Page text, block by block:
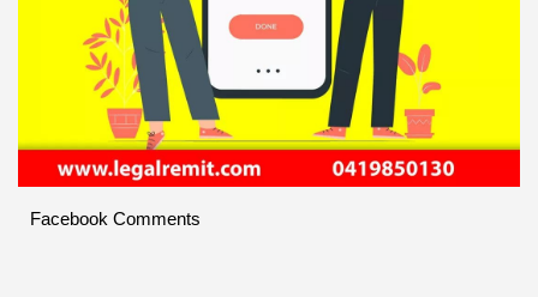
Facebook Comments